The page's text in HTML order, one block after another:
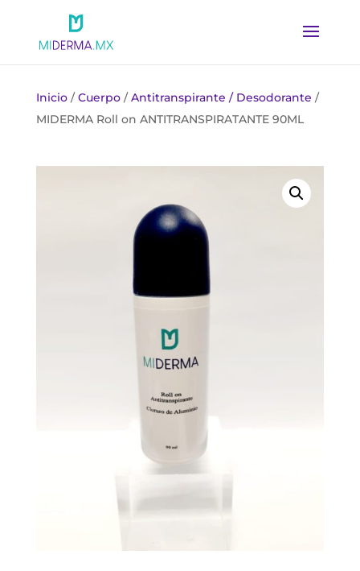
Inicio/Cuerpo/Antitranspirante / Desodorante /
MIDERMA Roll on ANTITRANSPIRATANTE 90ML